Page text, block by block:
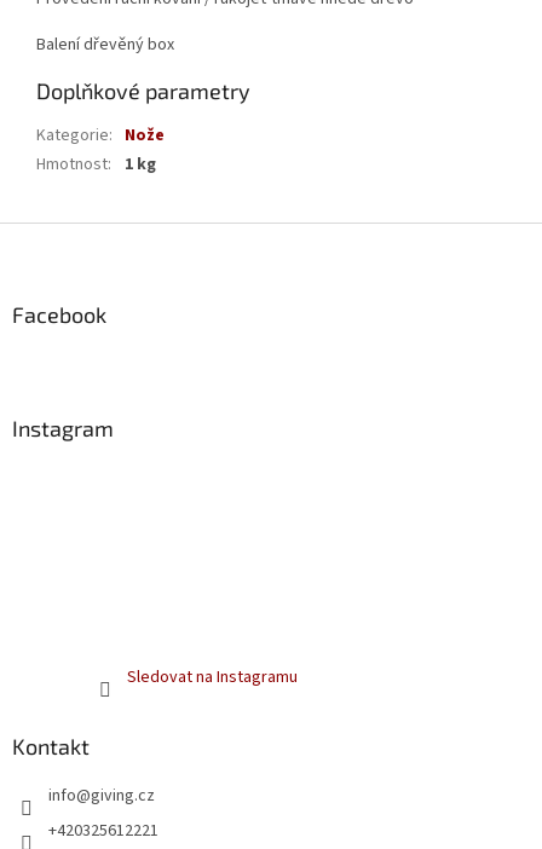
Balení dřevěný box
Doplňkové parametry
Kategorie: Nože
Hmotnost: 1 kg
Facebook
Instagram
Sledovat na Instagramu
Kontakt
info@giving.cz
+420325612221